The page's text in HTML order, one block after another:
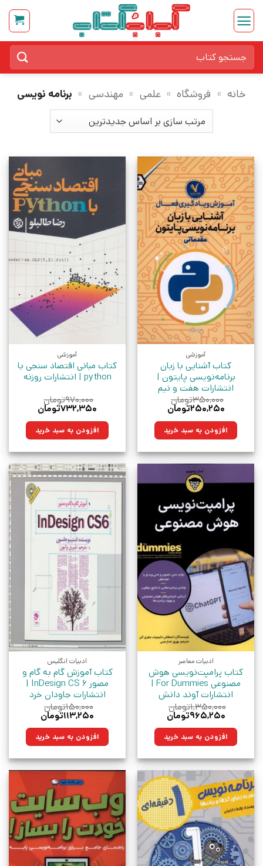
Skip
content
برای:
خانه » فروشگاه » علمی » مهندسی » برنامه نویسی
آموزشی
کتاب آشنایی‌ با زبان‌
برنامه‌نویسی‌ پایتون |
انتشارات هفت و نیم
۳۵۰,۰۰۰تومان
قیمت
۳۵۰,۰۰۰تومان
بود.
۲۵۰,۲۵۰تومان
۲۵۰,۲۵۰تومان.افزودن به سبد خرید
آموزشی
کتاب مبانی اقتصاد سنجی با
python | انتشارات روزنه
۹۷۰,۰۰۰تومان
قیمت
۹۷۰,۰۰۰تومان
بود.
۷۳۲,۳۵۰تومان
۷۳۲,۳۵۰تومان.افزودن به سبد خرید
ادبیات معاصر
کتاب پرامپت‌نویسی هوش
مصنوعی For Dummies |
انتشارات آوند دانش
۱,۳۵۰,۰۰۰تومان
قیمت
۱,۳۵۰,۰۰۰تومان
بود.
۹۶۵,۲۵۰تومان
۹۶۵,۲۵۰تومان.افزودن به سبد خرید
ادبیات انگلیس
کتاب آموزش گام به گام و
مصور InDesign CS 6 |
انتشارات جاودان خرد
۱۵۰,۰۰۰تومان
قیمت
۱۵۰,۰۰۰تومان
بود.
۱۱۳,۲۵۰تومان
۱۱۳,۲۵۰تومان.افزودن به سبد خرید